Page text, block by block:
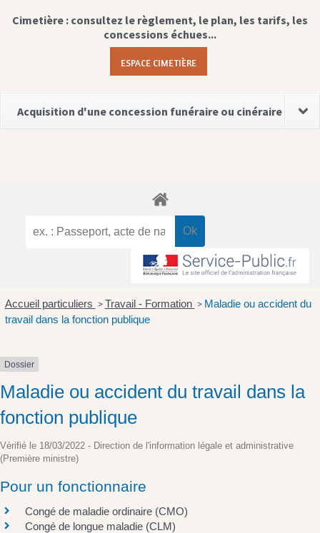
Cimetière : consultez le règlement, le plan, les tarifs, les
concessions échues...
ESPACE CIMETIÈRE
Acquisition d'une concession funéraire ou cinéraire
Accueil particuliers > Travail - Formation > Maladie ou accident du
travail dans la fonction publique
Dossier
Maladie ou accident du travail dans la
fonction publique
Vérifié le 18/03/2022 - Direction de l'information légale et administrative
(Première ministre)
Pour un fonctionnaire
Congé de maladie ordinaire (CMO)
Congé de longue maladie (CLM)